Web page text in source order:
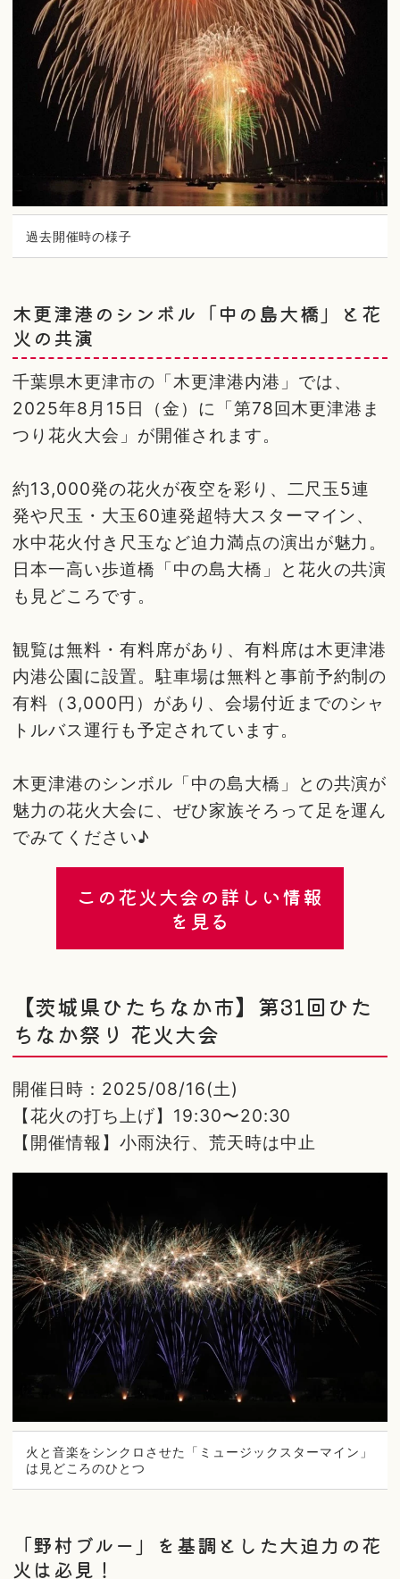
過去開催時の様子
木更津港のシンボル「中の島大橋」と花
火の共演
千葉県木更津市の「木更津港内港」では、
2025年8月15日（金）に「第78回木更津港ま
つり花火大会」が開催されます。
約13,000発の花火が夜空を彩り、二尺玉5連
発や尺玉・大玉60連発超特大スターマイン、
水中花火付き尺玉など迫力満点の演出が魅力。
日本一高い歩道橋「中の島大橋」と花火の共演
も見どころです。
観覧は無料・有料席があり、有料席は木更津港
内港公園に設置。駐車場は無料と事前予約制の
有料（3,000円）があり、会場付近までのシャ
トルバス運行も予定されています。
木更津港のシンボル「中の島大橋」との共演が
魅力の花火大会に、ぜひ家族そろって足を運ん
でみてください♪
この花火大会の詳しい情報
を見る
【茨城県ひたちなか市】第31回ひた
ちなか祭り 花火大会
開催日時：2025/08/16(土)
【花火の打ち上げ】19:30〜20:30
【開催情報】小雨決行、荒天時は中止
火と音楽をシンクロさせた「ミュージックスターマイン」
は見どころのひとつ
「野村ブルー」を基調とした大迫力の花
火は必見！